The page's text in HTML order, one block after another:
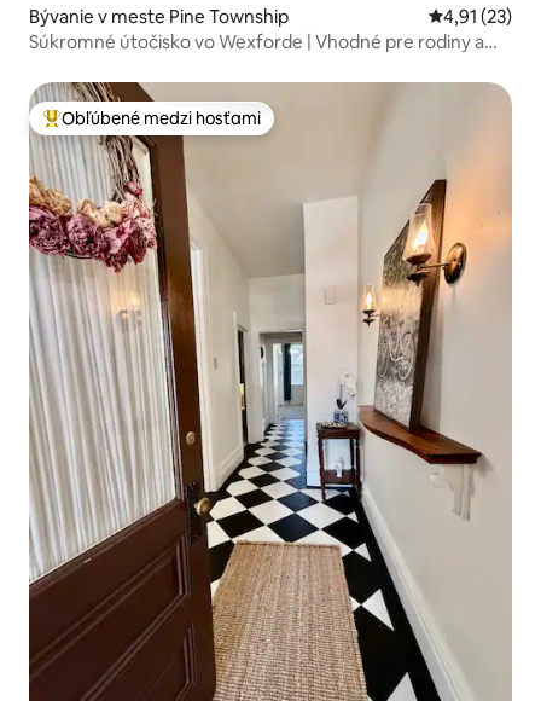
Bývanie v meste Pine Township Priemerné
4,91 (23)
Súkromné útočisko vo Wexforde | Vhodné pre rodiny a
Najobľúbenejšie medzi hosťami
Obľúbené medzi hosťami